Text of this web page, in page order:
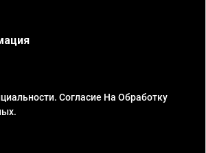
Согласие На Обработку